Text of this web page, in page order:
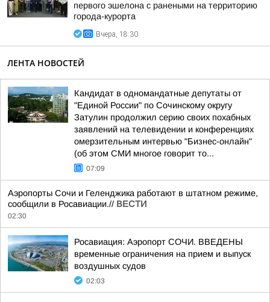
первого эшелона с ранеными на территорию
города-курорта
Вчера, 18:30
ЛЕНТА НОВОСТЕЙ
Кандидат в одномандатные депутаты от
"Единой России" по Сочинскому округу
Затулин продолжил серию своих похабных
заявлений на телевидении и конференциях
омерзительным интервью "Бизнес-онлайн"
(об этом СМИ многое говорит то...
07:09
Аэропорты Сочи и Геленджика работают в штатном режиме,
сообщили в Росавиации.// ВЕСТИ
02:30
Росавиация: Аэропорт СОЧИ. ВВЕДЕНЫ
временные ограничения на прием и выпуск
воздушных судов
02:03